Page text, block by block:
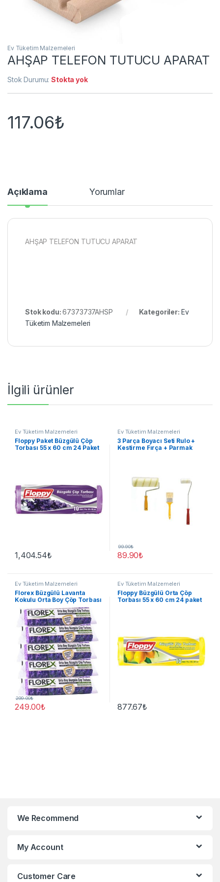
Ev Tüketim Malzemeleri
AHŞAP TELEFON TUTUCU APARAT
Stok Durumu:Stokta yok
117.06₺
Açıklama Yorumlar
AHŞAP TELEFON TUTUCU APARAT
Stok kodu:67373737AHSP Kategoriler: Ev
Tüketim Malzemeleri
İlgili ürünler
Ev Tüketim Malzemeleri
Floppy Paket Büzgülü Çöp
Torbası 55 x 60 cm 24 Paket
1,404.54₺
Ev Tüketim Malzemeleri
3 Parça Boyacı Seti Rulo +
Kestirme Fırça + Parmak
89.90₺
99.90₺
Ev Tüketim Malzemeleri
Florex Büzgülü Lavanta
Kokulu Orta Boy Çöp Torbası
5 Adet Mor 55 x 60 CM
249.00₺
299.00₺
Ev Tüketim Malzemeleri
Floppy Büzgülü Orta Çöp
Torbası 55 x 60 cm 24 paket
877.67₺
We Recommend
My Account
Customer Care